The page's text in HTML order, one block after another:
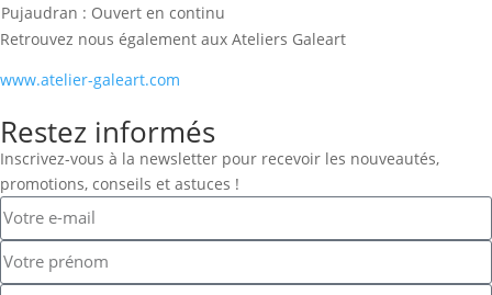
Pujaudran : Ouvert en continu
Retrouvez nous également aux Ateliers Galeart
www.atelier-galeart.com
Restez informés
Inscrivez-vous à la newsletter pour recevoir les nouveautés,
promotions, conseils et astuces !